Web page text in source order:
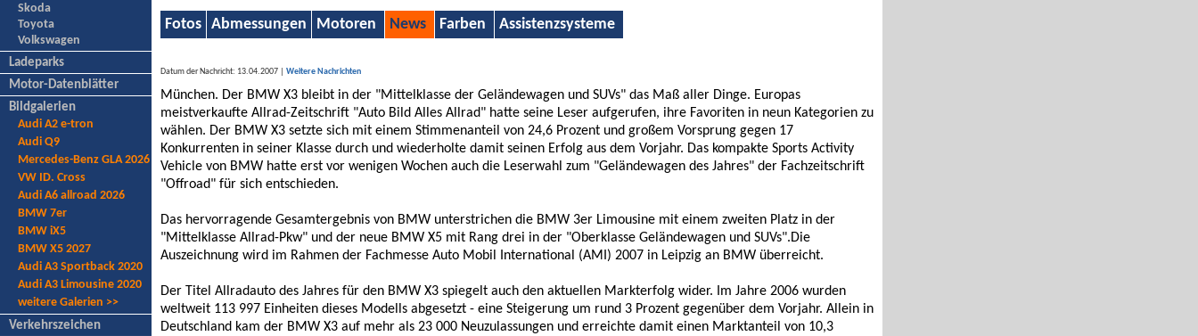
Skoda
Toyota
Volkswagen
Ladeparks
Motor-Datenblätter
Bildgalerien
Audi A2 e-tron
Audi Q9
Mercedes-Benz GLA 2026
VW ID. Cross
Audi A6 allroad 2026
BMW 7er
BMW iX5
BMW X5 2027
Audi A3 Sportback 2020
Audi A3 Limousine 2020
weitere Galerien >>
Verkehrszeichen
Fotos Abmessungen Motoren News Farben Assistenzsysteme
Datum der Nachricht: 13.04.2007 | Weitere Nachrichten
München. Der BMW X3 bleibt in der "Mittelklasse der Geländewagen und SUVs" das Maß aller Dinge. Europas
meistverkaufte Allrad-Zeitschrift "Auto Bild Alles Allrad" hatte seine Leser aufgerufen, ihre Favoriten in neun Kategorien zu
wählen. Der BMW X3 setzte sich mit einem Stimmenanteil von 24,6 Prozent und großem Vorsprung gegen 17
Konkurrenten in seiner Klasse durch und wiederholte damit seinen Erfolg aus dem Vorjahr. Das kompakte Sports Activity
Vehicle von BMW hatte erst vor wenigen Wochen auch die Leserwahl zum "Geländewagen des Jahres" der Fachzeitschrift
"Offroad" für sich entschieden.
Das hervorragende Gesamtergebnis von BMW unterstrichen die BMW 3er Limousine mit einem zweiten Platz in der
"Mittelklasse Allrad-Pkw" und der neue BMW X5 mit Rang drei in der "Oberklasse Geländewagen und SUVs".Die
Auszeichnung wird im Rahmen der Fachmesse Auto Mobil International (AMI) 2007 in Leipzig an BMW überreicht.
Der Titel Allradauto des Jahres für den BMW X3 spiegelt auch den aktuellen Markterfolg wider. Im Jahre 2006 wurden
weltweit 113 997 Einheiten dieses Modells abgesetzt - eine Steigerung um rund 3 Prozent gegenüber dem Vorjahr. Allein in
Deutschland kam der BMW X3 auf mehr als 23 000 Neuzulassungen und erreichte damit einen Marktanteil von 10,3